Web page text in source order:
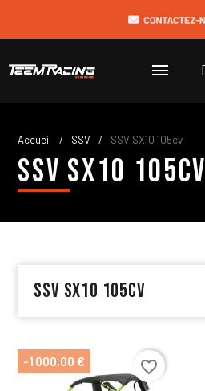
Accueil SSV SSV SX10 105cv
SSV SX10 105cv
SSV SX10 105cv
-1 000,00 € favorite_border